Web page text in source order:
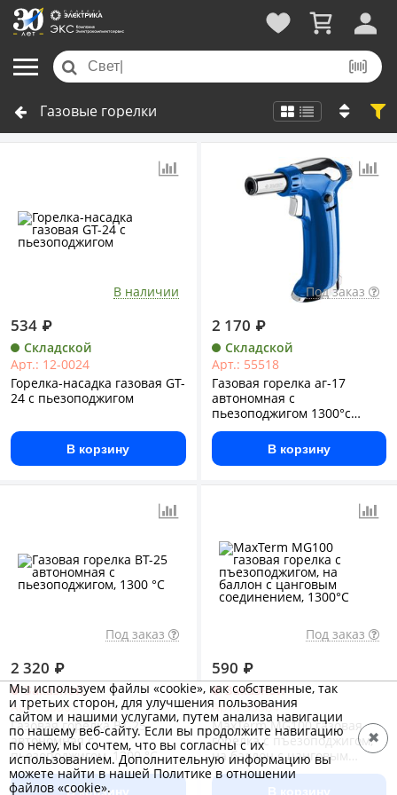
Газовые горелки
В наличии
534 ₽
Складской
Арт.: 12-0024
Горелка-насадка газовая GT-
24 с пьезоподжигом
В корзину
Под заказ
2 170 ₽
Складской
Арт.: 55518
Газовая горелка аг-17
автономная с
пьезоподжигом 1300°с
профессионал
В корзину
Под заказ
2 320 ₽
Заказной
Арт.: 55507
Газовая горелка BT-25
автономная с
пьезоподжигом, 1300 °С
В корзину
Под заказ
590 ₽
Заказной
Арт.: 55584
MaxTerm MG100 газовая
горелка с пъезоподжигом,
на баллон с цанговым
соединением, 1300°С
В корзину
Мы используем файлы «cookie», как собственные, так
и третьих сторон, для улучшения пользования
сайтом и нашими услугами, путем анализа навигации
по нашему веб-сайту. Если вы продолжите навигацию
по нему, мы сочтем, что вы согласны с их
использованием. Дополнительную информацию вы
можете найти в нашей Политике в отношении
файлов «cookie».
✖